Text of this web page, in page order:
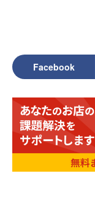
Facebook